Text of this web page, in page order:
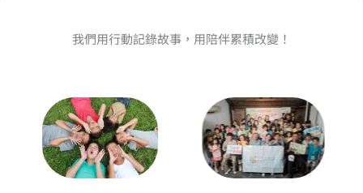
我們用行動記錄故事，用陪伴累積改變！